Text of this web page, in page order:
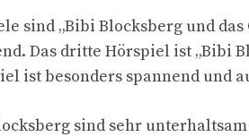
sind „Bibi Blocksberg und
Das dritte Hörspiel ist „Bibi
ist besonders spannend und
sind sehr